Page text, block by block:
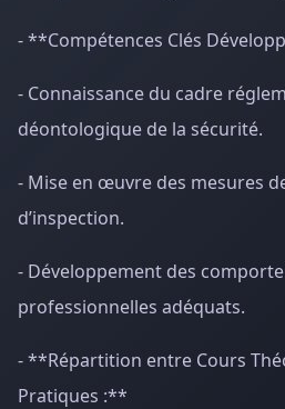
- **Compétences Clés
- Connaissance du cadre
déontologique de la sécurité.
- Mise en œuvre des mesures
d’inspection.
- Développement des
professionnelles adéquats.
- **Répartition entre Cours
Pratiques :**